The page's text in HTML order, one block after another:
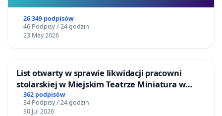
26 349 podpisów
46 Podpisy / 24 godzin
23 May 2026
List otwarty w sprawie likwidacji pracowni
stolarskiej w Miejskim Teatrze Miniatura w
Gdańsku
362 podpisów
34 Podpisy / 24 godzin
30 Jul 2026